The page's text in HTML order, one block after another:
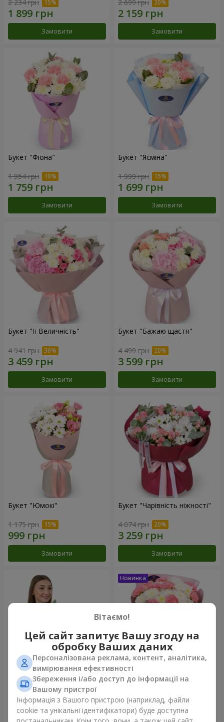
2 234 грн
Замовити
2 699 грн
Замовити
Букет "Фіона"
1 954 грн
Замовити
Букет "Ясміна"
1 999 грн
Замовити
Букет "Її Величність"
4 941 грн
Замовити
Букет "Бажаю щастя"
4 499 грн
Замовити
Букет "Юмокі"
1 175 грн
Замовити
Букет "Чарівність ніжності"
4 074 грн
Замовити
Композиція "Білосніжна
гармонія"
3 065 грн
Букет "Sentiment"
1 599 грн
Вітаємо!
Цей сайт запитує Вашу згоду на
обробку Ваших даних
Персоналізована реклама, контент, аналітика,
вимірювання ефективності
Збереження і/або доступ до інформації на
Вашому пристрої
Інформація з Вашого пристрою (наприклад, файли
cookie та унікальні ідентифікатори) буде доступна